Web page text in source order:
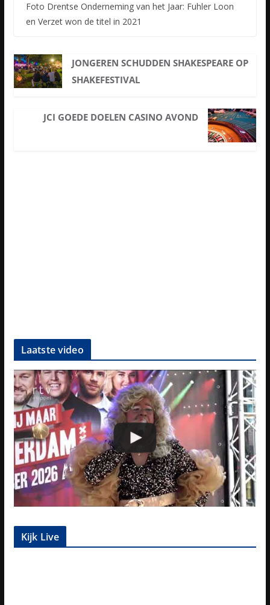
Foto Drentse Onderneming van het Jaar: Fuhler Loon
en Verzet won de titel in 2021
JONGEREN SCHUDDEN SHAKESPEARE OP
SHAKEFESTIVAL
JCI GOEDE DOELEN CASINO AVOND
Laatste video
Kijk Live